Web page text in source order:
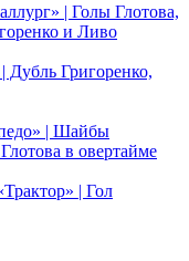
| Голы Глотова,
и Ливо
Дубль Григоренко,
| Шайбы
в овертайме
| Гол